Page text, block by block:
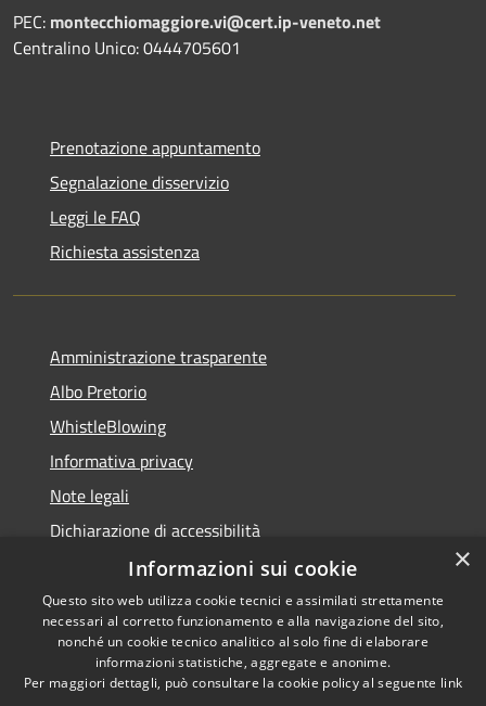
PEC: montecchiomaggiore.vi@cert.ip-veneto.net
Centralino Unico: 0444705601
Prenotazione appuntamento
Segnalazione disservizio
Leggi le FAQ
Richiesta assistenza
Amministrazione trasparente
Albo Pretorio
WhistleBlowing
Informativa privacy
Note legali
Dichiarazione di accessibilità
Accessibilità
Privacy
Copyright © 2026 • Città di
Montecchio Maggiore •
Powered byMunicipium •
×
Informazioni sui cookie
Questo sito web utilizza cookie tecnici e assimilati strettamente
necessari al corretto funzionamento e alla navigazione del sito,
nonché un cookie tecnico analitico al solo fine di elaborare
informazioni statistiche, aggregate e anonime.
Per maggiori dettagli, può consultare la cookie policy al seguente link